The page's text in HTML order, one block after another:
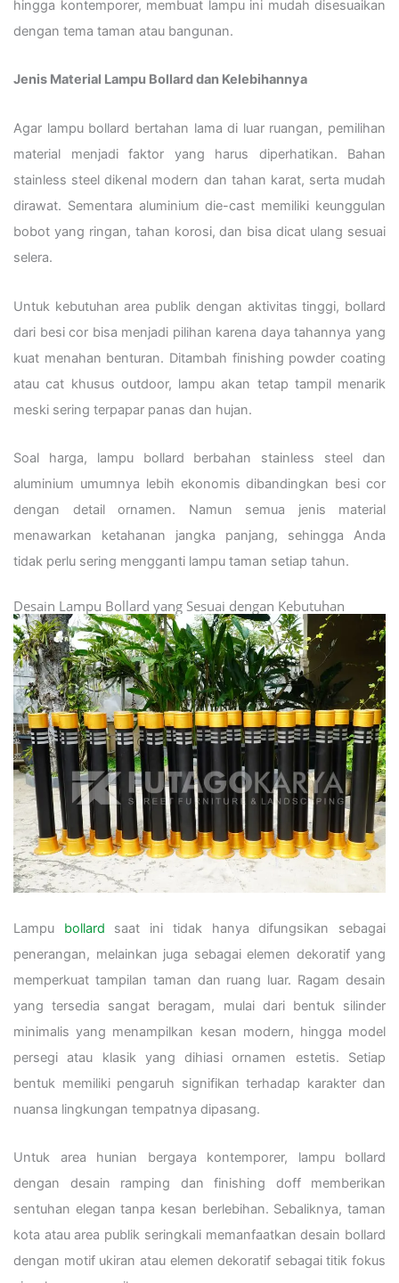
hingga kontemporer, membuat lampu ini mudah disesuaikan
dengan tema taman atau bangunan.
Jenis Material Lampu Bollard dan Kelebihannya
Agar lampu bollard bertahan lama di luar ruangan, pemilihan
material menjadi faktor yang harus diperhatikan. Bahan
stainless steel dikenal modern dan tahan karat, serta mudah
dirawat. Sementara aluminium die-cast memiliki keunggulan
bobot yang ringan, tahan korosi, dan bisa dicat ulang sesuai
selera.
Untuk kebutuhan area publik dengan aktivitas tinggi, bollard
dari besi cor bisa menjadi pilihan karena daya tahannya yang
kuat menahan benturan. Ditambah finishing powder coating
atau cat khusus outdoor, lampu akan tetap tampil menarik
meski sering terpapar panas dan hujan.
Soal harga, lampu bollard berbahan stainless steel dan
aluminium umumnya lebih ekonomis dibandingkan besi cor
dengan detail ornamen. Namun semua jenis material
menawarkan ketahanan jangka panjang, sehingga Anda
tidak perlu sering mengganti lampu taman setiap tahun.
Desain Lampu Bollard yang Sesuai dengan Kebutuhan
Lampu bollard saat ini tidak hanya difungsikan sebagai
penerangan, melainkan juga sebagai elemen dekoratif yang
memperkuat tampilan taman dan ruang luar. Ragam desain
yang tersedia sangat beragam, mulai dari bentuk silinder
minimalis yang menampilkan kesan modern, hingga model
persegi atau klasik yang dihiasi ornamen estetis. Setiap
bentuk memiliki pengaruh signifikan terhadap karakter dan
nuansa lingkungan tempatnya dipasang.
Untuk area hunian bergaya kontemporer, lampu bollard
dengan desain ramping dan finishing doff memberikan
sentuhan elegan tanpa kesan berlebihan. Sebaliknya, taman
kota atau area publik seringkali memanfaatkan desain bollard
dengan motif ukiran atau elemen dekoratif sebagai titik fokus